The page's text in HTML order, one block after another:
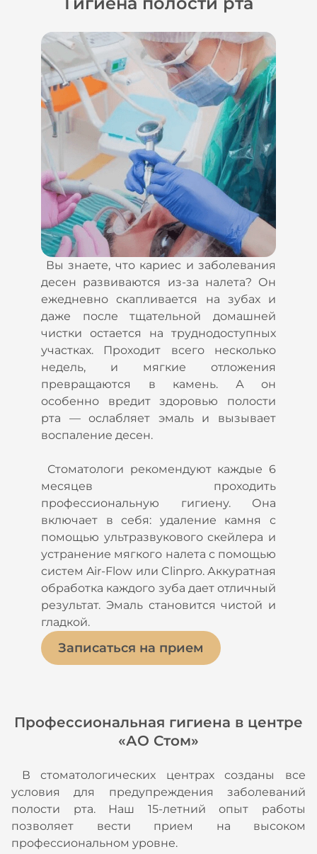
Вы знаете, что кариес и заболевания
десен развиваются из-за налета? Он
ежедневно скапливается на зубах и
даже после тщательной домашней
чистки остается на труднодоступных
участках. Проходит всего несколько
недель, и мягкие отложения
превращаются в камень. А он
особенно вредит здоровью полости
рта — ослабляет эмаль и вызывает
воспаление десен.
Стоматологи рекомендуют каждые 6
месяцев проходить
профессиональную гигиену. Она
включает в себя: удаление камня с
помощью ультразвукового скейлера и
устранение мягкого налета с помощью
систем Air-Flow или Clinpro. Аккуратная
обработка каждого зуба дает отличный
результат. Эмаль становится чистой и
гладкой.
Записаться на прием
Профессиональная гигиена в центре
«АО Стом»
В стоматологических центрах созданы все
условия для предупреждения заболеваний
полости рта. Наш 15-летний опыт работы
позволяет вести прием на высоком
профессиональном уровне.